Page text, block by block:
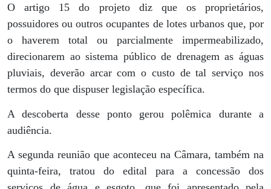
O artigo 15 do projeto diz que os proprietários,
possuidores ou outros ocupantes de lotes urbanos que, por
o haverem total ou parcialmente impermeabilizado,
direcionarem ao sistema público de drenagem as águas
pluviais, deverão arcar com o custo de tal serviço nos
termos do que dispuser legislação específica.
A descoberta desse ponto gerou polêmica durante a
audiência.
A segunda reunião que aconteceu na Câmara, também na
quinta-feira, tratou do edital para a concessão dos